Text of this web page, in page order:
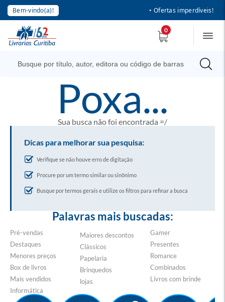
Bem-vindo(a)! • Ofertas imperdíveis!
0
poxa...
Sua busca não foi encontrada =/
Dicas para melhorar sua pesquisa:
Verifique se não houve erro de digitação
Procure por um termo similar ou sinônimo
Busque por termos gerais e utilize os filtros para refinar a busca
Palavras mais buscadas:
Pré-vendas
Destaques
Menores preços
Box de livros
Mais vendidos
Informática
Maiores descontos
Clássicos
Papelaria
Brinquedos
lojas
Gamer
Presentes
Romance
Combinados
Livros com brinde